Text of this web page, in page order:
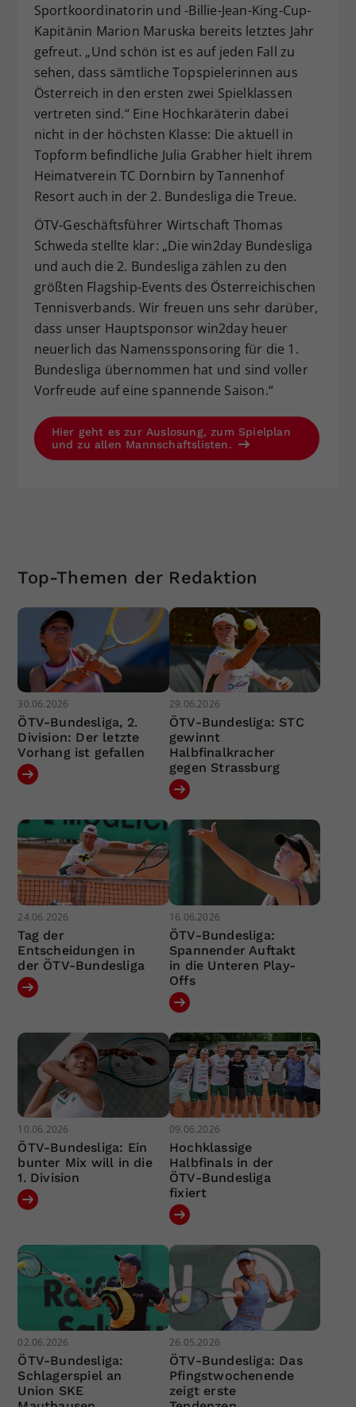
Sportkoordinatorin und -Billie-Jean-King-Cup-
Kapitänin Marion Maruska bereits letztes Jahr
gefreut. „Und schön ist es auf jeden Fall zu
sehen, dass sämtliche Topspielerinnen aus
Österreich in den ersten zwei Spielklassen
vertreten sind.“ Eine Hochkaräterin dabei
nicht in der höchsten Klasse: Die aktuell in
Topform befindliche Julia Grabher hielt ihrem
Heimatverein TC Dornbirn by Tannenhof
Resort auch in der 2. Bundesliga die Treue.
ÖTV-Geschäftsführer Wirtschaft Thomas
Schweda stellte klar: „Die win2day Bundesliga
und auch die 2. Bundesliga zählen zu den
größten Flagship-Events des Österreichischen
Tennisverbands. Wir freuen uns sehr darüber,
dass unser Hauptsponsor win2day heuer
neuerlich das Namenssponsoring für die 1.
Bundesliga übernommen hat und sind voller
Vorfreude auf eine spannende Saison.“
Hier geht es zur Auslosung, zum Spielplan
und zu allen Mannschaftslisten.
Top-Themen der Redaktion
30.06.2026
ÖTV-Bundesliga, 2.
Division: Der letzte
Vorhang ist gefallen
29.06.2026
ÖTV-Bundesliga: STC
gewinnt
Halbfinalkracher
gegen Strassburg
24.06.2026
Tag der
Entscheidungen in
der ÖTV-Bundesliga
16.06.2026
ÖTV-Bundesliga:
Spannender Auftakt
in die Unteren Play-
Offs
10.06.2026
ÖTV-Bundesliga: Ein
bunter Mix will in die
1. Division
09.06.2026
Hochklassige
Halbfinals in der
ÖTV-Bundesliga
fixiert
02.06.2026
ÖTV-Bundesliga:
Schlagerspiel an
Union SKE
26.05.2026
ÖTV-Bundesliga: Das
Pfingstwochenende
zeigt erste